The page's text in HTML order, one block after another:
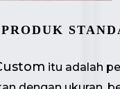
itu adalah